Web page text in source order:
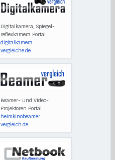
Digitalkamera, Spiegel-
reflexkamera Portal
digitalkamera
vergleiche.de
Beamer- und Video-
Projektoren Portal
heimkinobeamer
vergleich.de